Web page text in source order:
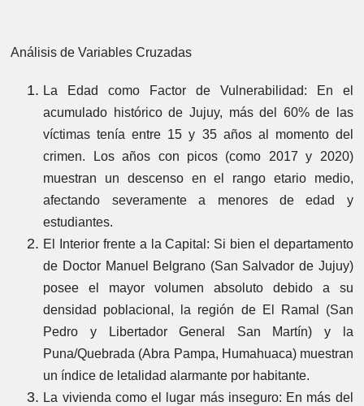
Análisis de Variables Cruzadas
La Edad como Factor de Vulnerabilidad: En el
acumulado histórico de Jujuy, más del 60% de las
víctimas tenía entre 15 y 35 años al momento del
crimen. Los años con picos (como 2017 y 2020)
muestran un descenso en el rango etario medio,
afectando severamente a menores de edad y
estudiantes.
El Interior frente a la Capital: Si bien el departamento
de Doctor Manuel Belgrano (San Salvador de Jujuy)
posee el mayor volumen absoluto debido a su
densidad poblacional, la región de El Ramal (San
Pedro y Libertador General San Martín) y la
Puna/Quebrada (Abra Pampa, Humahuaca) muestran
un índice de letalidad alarmante por habitante.
La vivienda como el lugar más inseguro: En más del